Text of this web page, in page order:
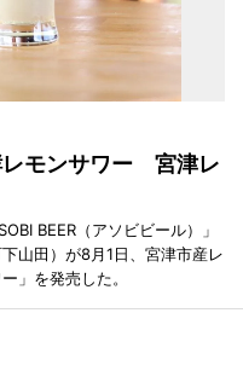
レモンサワー 宮津レ
BEER（アソビビール）」
山田）が8月1日、宮津市産レ
」を発売した。